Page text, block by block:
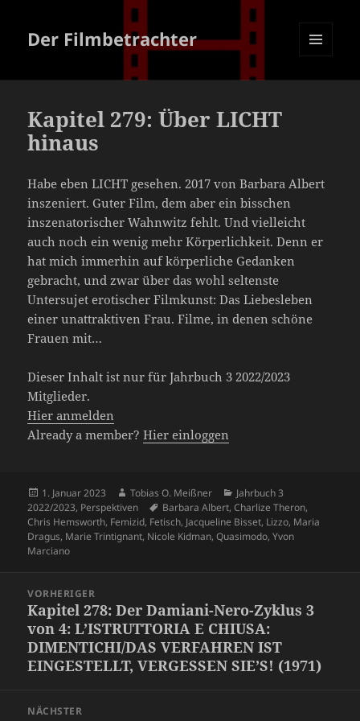
Der Filmbetrachter
Kapitel 279: Über LICHT
hinaus
Habe eben LICHT gesehen. 2017 von Barbara Albert
inszeniert. Guter Film, dem aber ein bisschen
inszenatorischer Wahnwitz fehlt. Und vielleicht
auch noch ein wenig mehr Körperlichkeit. Denn er
hat mich immerhin auf körperliche Gedanken
gebracht, und zwar über das wohl seltenste
Untersujet erotischer Filmkunst: Das Liebesleben
einer unattraktiven Frau. Filme, in denen schöne
Frauen mit…
Dieser Inhalt ist nur für Jahrbuch 3 2022/2023
Mitglieder.
Hier anmelden
Already a member?Hier einloggen
Veröffentlicht
am
1. Januar 2023 Autor
Tobias O. Meißner Kategorien
Jahrbuch 3
2022/2023, Perspektiven Schlagwörter
Barbara Albert,Charlize Theron,
Chris Hemsworth, Femizid, Fetisch, Jacqueline Bisset, Lizzo, Maria
Dragus, Marie Trintignant, Nicole Kidman,Quasimodo,Yvon
Marciano
VORHERIGER
Vorheriger
Beitrag:
Kapitel 278: Der Damiani-Nero-Zyklus 3
von 4: L’ISTRUTTORIA E CHIUSA:
DIMENTICHI/DAS VERFAHREN IST
EINGESTELLT, VERGESSEN SIE’S! (1971)
NÄCHSTER